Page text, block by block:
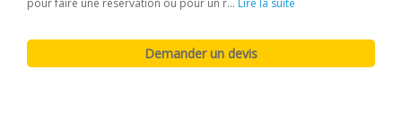
pour faire une réservation ou pour un r... Lire la suite